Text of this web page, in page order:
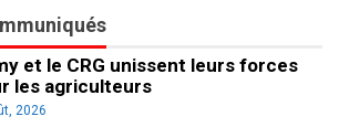
et le CRG unissent leurs forces
les agriculteurs
2026